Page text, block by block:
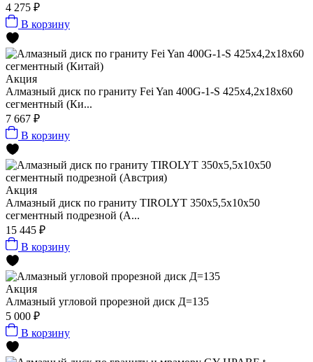
4 275 ₽
В корзину
Акция
Алмазный диск по граниту Fei Yan 400G-1-S 425x4,2x18x60
сегментный (Ки...
7 667 ₽
В корзину
Акция
Алмазный диск по граниту TIROLYT 350x5,5x10x50
сегментный подрезной (А...
15 445 ₽
В корзину
Акция
Алмазный угловой прорезной диск Д=135
5 000 ₽
В корзину